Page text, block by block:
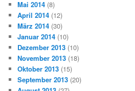
Mai 2014 (8)
April 2014 (12)
März 2014 (30)
Januar 2014 (10)
Dezember 2013 (10)
November 2013 (18)
Oktober 2013 (15)
September 2013 (20)